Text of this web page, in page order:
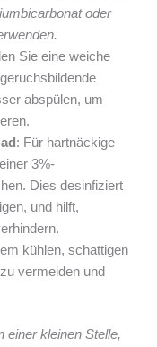
oder
Sie eine weiche
abspülen, um
: Für hartnäckige
3%-
Dies desinfiziert
und hilft,
kühlen, schattigen
vermeiden und
einer kleinen Stelle,